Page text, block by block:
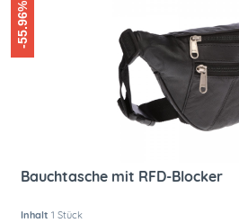
-55.96%
Bauchtasche mit RFD-Blocker
Inhalt1 Stück